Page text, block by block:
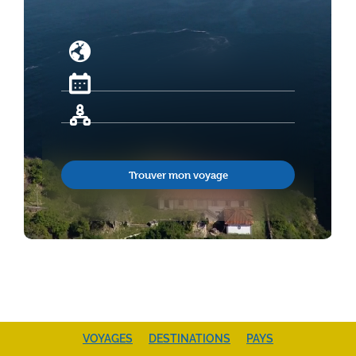
VOYAGES DESTINATIONS PAYS
Trouver mon voyage